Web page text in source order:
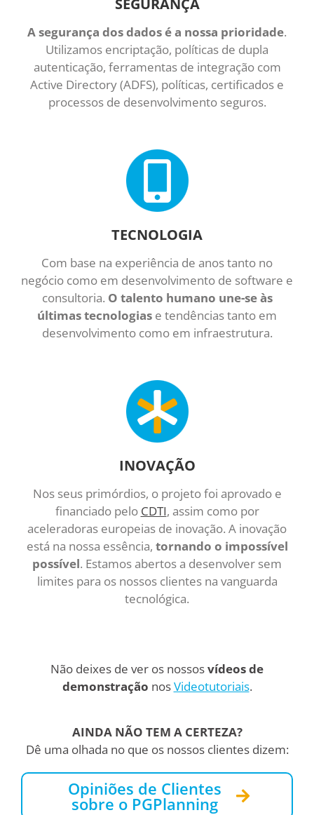
A segurança dos dados é a nossa prioridade.
Utilizamos encriptação, políticas de dupla
autenticação, ferramentas de integração com
Active Directory (ADFS), políticas, certificados e
processos de desenvolvimento seguros.
TECNOLOGIA
Com base na experiência de anos tanto no
negócio como em desenvolvimento de software e
consultoria. O talento humano une-se às
últimas tecnologias e tendências tanto em
desenvolvimento como em infraestrutura.
INOVAÇÃO
Nos seus primórdios, o projeto foi aprovado e
financiado pelo CDTI, assim como por
aceleradoras europeias de inovação. A inovação
está na nossa essência, tornando o impossível
possível. Estamos abertos a desenvolver sem
limites para os nossos clientes na vanguarda
tecnológica.
Não deixes de ver os nossosvídeos de
demonstração nosVideotutoriais.
AINDA NÃO TEM A CERTEZA?
Dê uma olhada no que os nossos clientes dizem:
Opiniões de Clientes
sobre o PGPlanning